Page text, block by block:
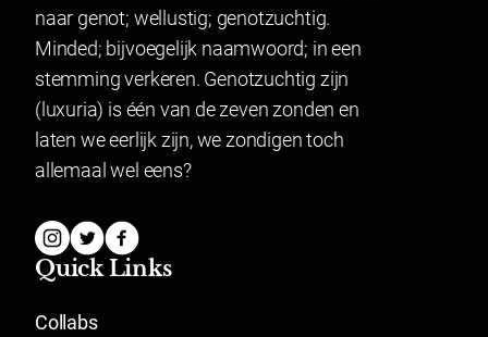
Let op: De enkelboeien worden apart verkocht
De foto's zijn gemaakt doorAaron Zijlstra
naar genot; wellustig; genotzuchtig.
Minded; bijvoegelijk naamwoord; in een
stemming verkeren. Genotzuchtig zijn
(luxuria) is één van de zeven zonden en
laten we eerlijk zijn, we zondigen toch
allemaal wel eens?
Quick Links
Collabs